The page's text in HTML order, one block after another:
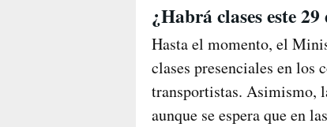
¿Habrá clases este
Hasta el momento, el
clases presenciales en los
transportistas. Asimismo,
aunque se espera que en